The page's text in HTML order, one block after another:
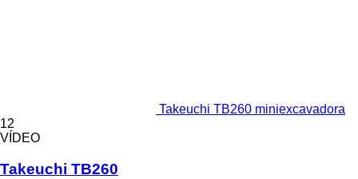
Takeuchi TB260 miniexcavadora
12
VÍDEO
Takeuchi TB260